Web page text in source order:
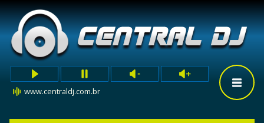
www.centraldj.com.br